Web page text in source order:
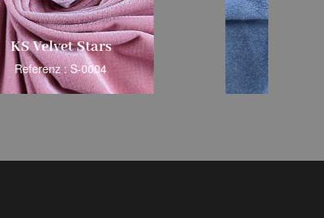
Superweich
Referenz : S-0005